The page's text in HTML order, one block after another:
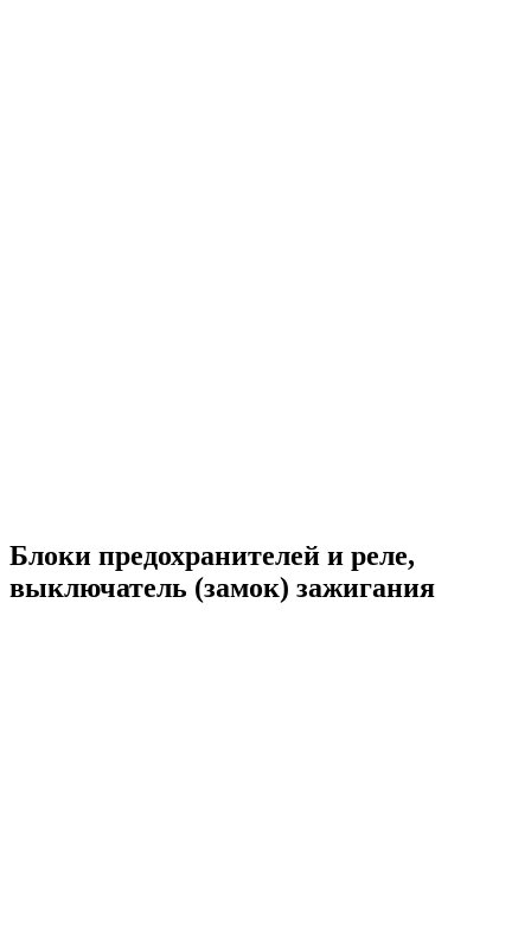
Блоки предохранителей и реле,
выключатель (замок) зажигания